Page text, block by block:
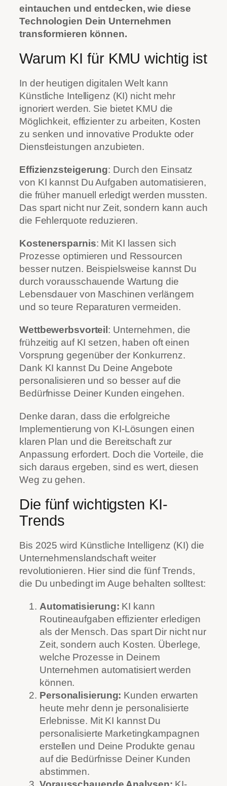
eintauchen und entdecken, wie diese
Technologien Dein Unternehmen
transformieren können.
Warum KI für KMU wichtig ist
In der heutigen digitalen Welt kann
Künstliche Intelligenz (KI) nicht mehr
ignoriert werden. Sie bietet KMU die
Möglichkeit, effizienter zu arbeiten, Kosten
zu senken und innovative Produkte oder
Dienstleistungen anzubieten.
Effizienzsteigerung: Durch den Einsatz
von KI kannst Du Aufgaben automatisieren,
die früher manuell erledigt werden mussten.
Das spart nicht nur Zeit, sondern kann auch
die Fehlerquote reduzieren.
Kostenersparnis: Mit KI lassen sich
Prozesse optimieren und Ressourcen
besser nutzen. Beispielsweise kannst Du
durch vorausschauende Wartung die
Lebensdauer von Maschinen verlängern
und so teure Reparaturen vermeiden.
Wettbewerbsvorteil : Unternehmen, die
frühzeitig auf KI setzen, haben oft einen
Vorsprung gegenüber der Konkurrenz.
Dank KI kannst Du Deine Angebote
personalisieren und so besser auf die
Bedürfnisse Deiner Kunden eingehen.
Denke daran, dass die erfolgreiche
Implementierung von KI-Lösungen einen
klaren Plan und die Bereitschaft zur
Anpassung erfordert. Doch die Vorteile, die
sich daraus ergeben, sind es wert, diesen
Weg zu gehen.
Die fünf wichtigsten KI-
Trends
Bis 2025 wird Künstliche Intelligenz (KI) die
Unternehmenslandschaft weiter
revolutionieren. Hier sind die fünf Trends,
die Du unbedingt im Auge behalten solltest:
Automatisierung: KI kann
Routineaufgaben effizienter erledigen
als der Mensch. Das spart Dir nicht nur
Zeit, sondern auch Kosten. Überlege,
welche Prozesse in Deinem
Unternehmen automatisiert werden
können.
Personalisierung: Kunden erwarten
heute mehr denn je personalisierte
Erlebnisse. Mit KI kannst Du
personalisierte Marketingkampagnen
erstellen und Deine Produkte genau
auf die Bedürfnisse Deiner Kunden
abstimmen.